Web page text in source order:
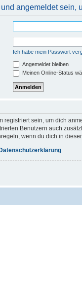
angemeldet sein,
Ich habe mein Passwort
Angemeldet bleiben
Meinen Online-Status
registriert sein, um dich
Benutzern auch
wenn du dich in
Datenschutzerklärung